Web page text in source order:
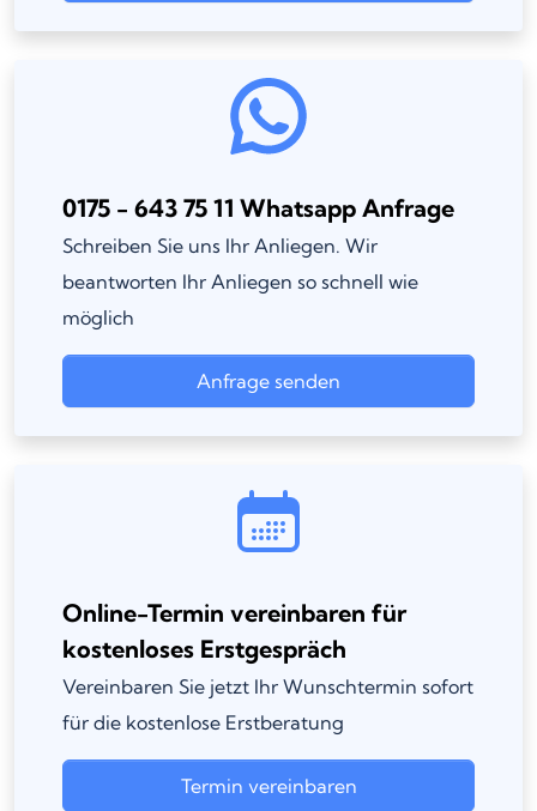
0175 - 643 75 11 Whatsapp Anfrage
Schreiben Sie uns Ihr Anliegen. Wir
beantworten Ihr Anliegen so schnell wie
möglich
Anfrage senden
Online-Termin vereinbaren für
kostenloses Erstgespräch
Vereinbaren Sie jetzt Ihr Wunschtermin sofort
für die kostenlose Erstberatung
Termin vereinbaren